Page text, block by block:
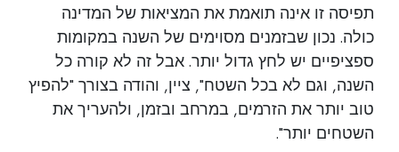
תפיסה זו אינה תואמת את המציאות של המדינה
כולה. נכון שבזמנים מסוימים של השנה במקומות
ספציפיים יש לחץ גדול יותר. אבל זה לא קורה כל
השנה, וגם לא בכל השטח", ציין, והודה בצורך "להפיץ
טוב יותר את הזרמים, במרחב ובזמן, ולהעריך את
השטחים יותר".